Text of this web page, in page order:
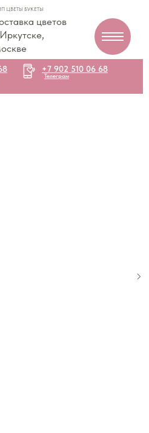
цветов
ЦВЕТЫ БУКЕТЫ
+7 902 510 06 68
Телеграм